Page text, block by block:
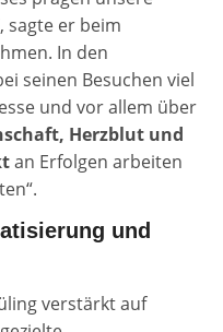
sagte er beim
In den
seinen Besuchen viel
und vor allem über
Herzblut und
an Erfolgen arbeiten
und
verstärkt auf